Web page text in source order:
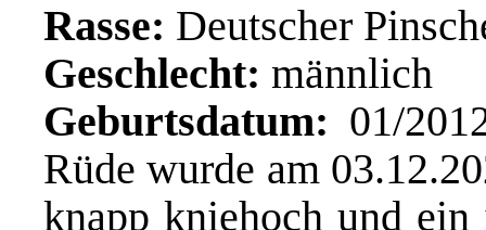
Rasse: Deutscher
Geschlecht: männlich
Geburtsdatum: 01/
Rüde wurde am
knapp kniehoch und